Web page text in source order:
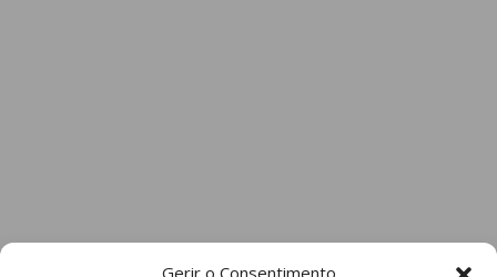
Gerir o Consentimento